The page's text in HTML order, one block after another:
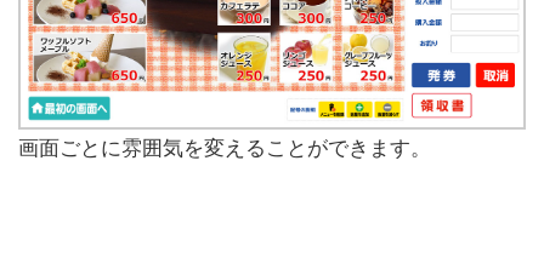
画面ごとに雰囲気を変えることができます。